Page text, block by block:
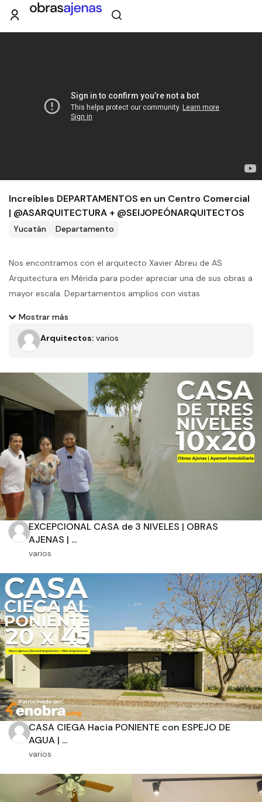
Increíbles DEPARTAMENTOS en un Centro Comercial
| @ASARQUITECTURA + @SEIJOPEÓNARQUITECTOS
Yucatán Departamento
Nos encontramos con el arquitecto Xavier Abreu de AS
Arquitectura en Mérida para poder apreciar una de sus obras a
mayor escala. Departamentos amplios con vistas
Mostrar más
Arquitectos: varios
EXCEPCIONAL CASA de 3 NIVELES | OBRAS
AJENAS | ...
varios
CASA CIEGA Hacia PONIENTE con ESPEJO DE
AGUA | ...
varios
Filtros
Tipo de obra Estado
Recamaras Baños
Dimensiones
m2 de construcción
m2 de terreno